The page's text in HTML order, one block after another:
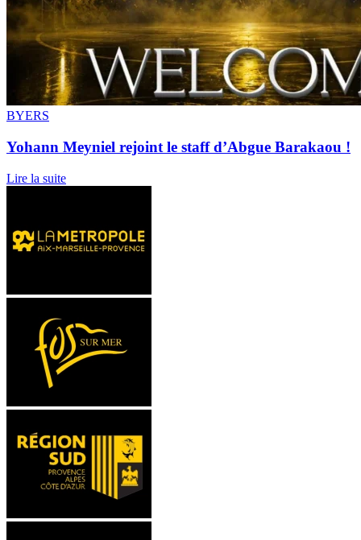
BYERS
Yohann Meyniel rejoint le staff d’Abgue Barakaou !
Lire la suite